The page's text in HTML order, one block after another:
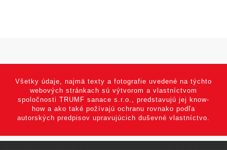
Všetky údaje, najmä texty a fotografie uvedené na týchto
webových stránkach sú výtvorom a vlastníctvom
spoločnosti TRUMF sanace s.r.o., predstavujú jej know-
how a ako také požívajú ochranu rovnako podľa
autorských predpisov upravujúcich duševné vlastníctvo.